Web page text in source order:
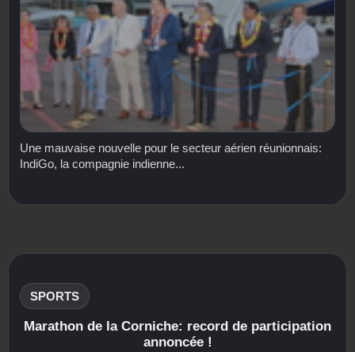
Une mauvaise nouvelle pour le secteur aérien réunionnais:
IndiGo, la compagnie indienne...
SPORTS
Marathon de la Corniche: record de participation
annoncée !